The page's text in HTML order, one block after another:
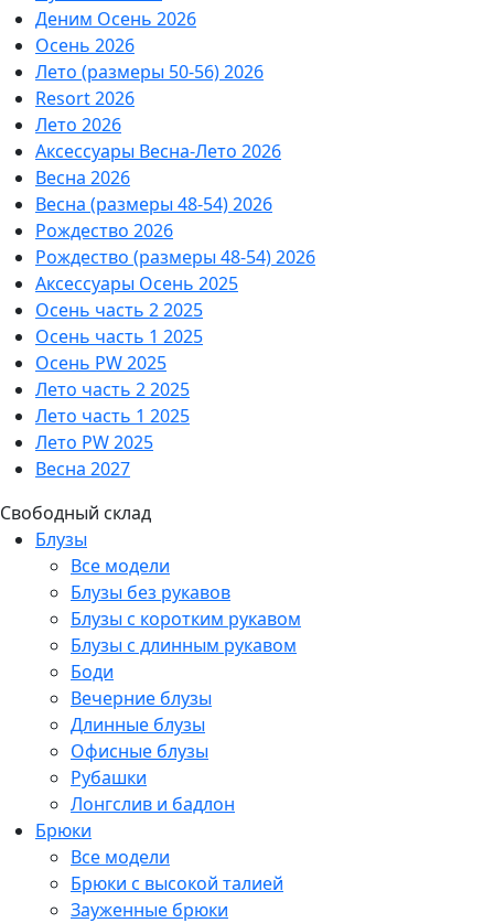
Деним Осень 2026
Осень 2026
Лето (размеры 50-56) 2026
Resort 2026
Лето 2026
Аксессуары Весна-Лето 2026
Весна 2026
Весна (размеры 48-54) 2026
Рождество 2026
Рождество (размеры 48-54) 2026
Аксессуары Осень 2025
Осень часть 2 2025
Осень часть 1 2025
Осень PW 2025
Лето часть 2 2025
Лето часть 1 2025
Лето PW 2025
Весна 2027
Свободный склад
Блузы
Все модели
Блузы без рукавов
Блузы с коротким рукавом
Блузы с длинным рукавом
Боди
Вечерние блузы
Длинные блузы
Офисные блузы
Рубашки
Лонгслив и бадлон
Брюки
Все модели
Брюки с высокой талией
Зауженные брюки